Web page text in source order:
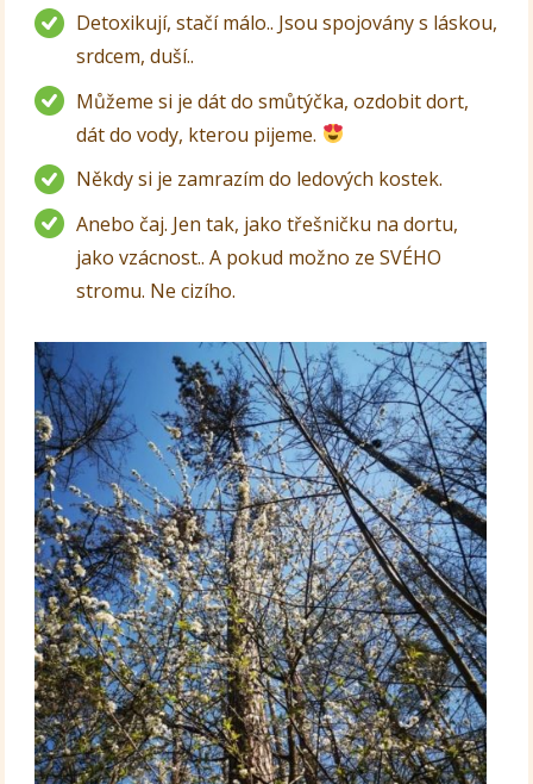
Detoxikují, stačí málo.. Jsou spojovány s láskou,
srdcem, duší..
Můžeme si je dát do smůtýčka, ozdobit dort,
dát do vody, kterou pijeme.
Někdy si je zamrazím do ledových kostek.
Anebo čaj. Jen tak, jako třešničku na dortu,
jako vzácnost.. A pokud možno ze SVÉHO
stromu. Ne cizího.